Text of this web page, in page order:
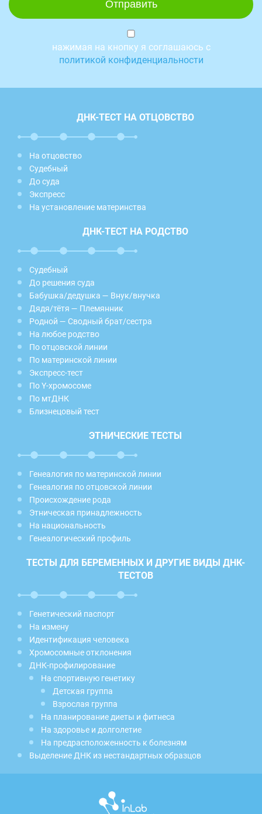
нажимая на кнопку я соглашаюсь с
политикой конфиденциальности
ДНК-ТЕСТ НА ОТЦОВСТВО
На отцовство
Судебный
До суда
Экспресс
На установление материнства
ДНК-ТЕСТ НА РОДСТВО
Судебный
До решения суда
Бабушка/дедушка — Внук/внучка
Дядя/тётя — Племянник
Родной — Сводный брат/сестра
На любое родство
По отцовской линии
По материнской линии
Экспресс-тест
По Y-хромосоме
По мтДНК
Близнецовый тест
ЭТНИЧЕСКИЕ ТЕСТЫ
Генеалогия по материнской линии
Генеалогия по отцовской линии
Происхождение рода
Этническая принадлежность
На национальность
Генеалогический профиль
ТЕСТЫ ДЛЯ БЕРЕМЕННЫХ И ДРУГИЕ ВИДЫ ДНК-
ТЕСТОВ
Генетический паспорт
На измену
Идентификация человека
Хромосомные отклонения
ДНК-профилирование
На спортивную генетику
Детская группа
Взрослая группа
На планирование диеты и фитнеса
На здоровье и долголетие
На предрасположенность к болезням
Выделение ДНК из нестандартных образцов